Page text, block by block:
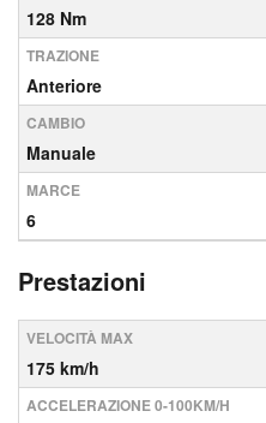
128 Nm
TRAZIONE
Anteriore
CAMBIO
Manuale
MARCE
6
Prestazioni
VELOCITÀ MAX
175 km/h
ACCELERAZIONE 0-100KM/H